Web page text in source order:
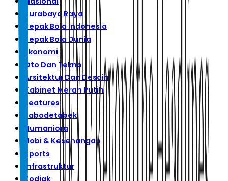
Surabaya Raya
Sepak Bola Indonesia
Sepak Bola Dunia
Ekonomi
Oto Dan Tekno
Arsitektur Dan Desain
Kabinet Merah Putih
Features
Jabodetabek
Humaniora
Hobi & Kesenangan
Sports
Infrastruktur